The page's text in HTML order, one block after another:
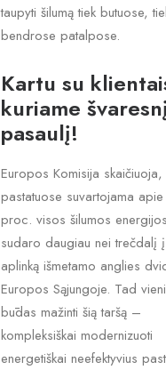
taupyti šilumą tiek butuose,
bendrose patalpose.
Kartu su
kuriame švaresnį
pasaulį!
Europos Komisija
pastatuose suvartojama
proc. visos šilumos
sudaro daugiau nei trečdalį į
aplinką išmetamo anglies
Europos Sąjungoje. Tad
būdas mažinti šią taršą –
kompleksiškai modernizuoti
energetiškai neefektyvius